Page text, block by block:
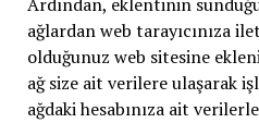
ağlardan web tarayıcınıza
olduğunuz web sitesine
ağ size ait verilere ulaşarak
ağdaki hesabınıza ait